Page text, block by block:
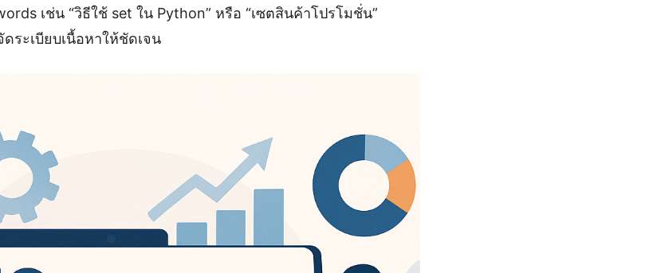
เช่น “วิธีใช้ set ใน Python” หรือ “เซตสินค้าโปรโมชั่น”
ระเบียบเนื้อหาให้ชัดเจน